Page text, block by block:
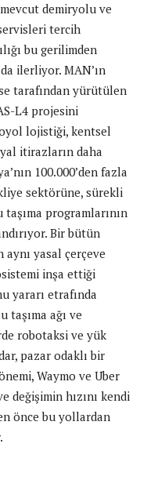
demiryolu ve
tercih
bu gerilimden
ilerliyor. MAN’ın
tarafından yürütülen
L4 projesini
lojistiği, kentsel
itirazların daha
100.000’den fazla
sektörüne, sürekli
programlarının
Bir bütün
aynı yasal çerçeve
inşa ettiği
yararı etrafında
ağı ve
robotaksi ve yük
pazar odaklı bir
Waymo ve Uber
değişimin hızını kendi
önce bu yollardan